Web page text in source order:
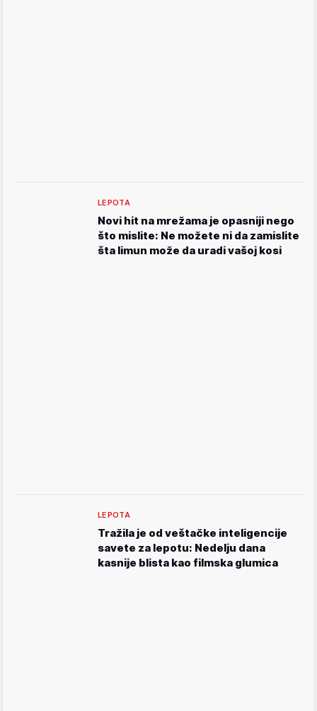
LEPOTA
Novi hit na mrežama je opasniji nego
što mislite: Ne možete ni da zamislite
šta limun može da uradi vašoj kosi
LEPOTA
Tražila je od veštačke inteligencije
savete za lepotu: Nedelju dana
kasnije blista kao filmska glumica